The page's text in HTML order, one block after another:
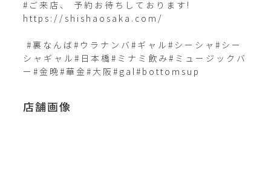
#ご来店、 予約お待ちしております!
https://shishaosaka.com/
シャギャル#日本橋#ミナミ飲み#ミュージックバ
ー#金晩#華金#大阪#gal#bottomsup
店舗画像